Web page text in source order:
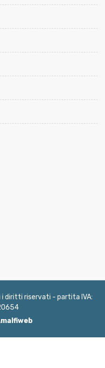
diritti riservati - partita IVA: